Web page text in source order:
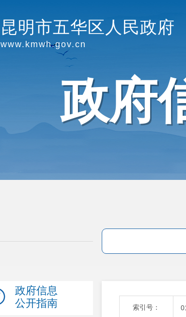
昆明市五华区人民政府
www.kmwh.gov.cn
政府
政府信息
公开指南
索引号：